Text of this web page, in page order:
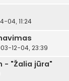
04, 11:24
12-04, 23:39
- "Žalia jūra"